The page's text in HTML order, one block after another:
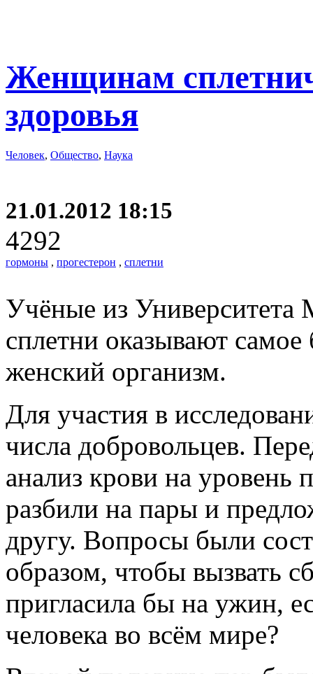
Женщинам
здоровья
Человек, Общество, Наука
21.01.2012 18:15
4292
гормоны , прогестерон , сплетни
Учёные из Университета
сплетни оказывают самое
женский организм.
Для участия в
числа добровольцев.
анализ крови на уровень
разбили на пары и
другу. Вопросы были
образом, чтобы вызвать
пригласила бы на ужин,
человека во всём мире?